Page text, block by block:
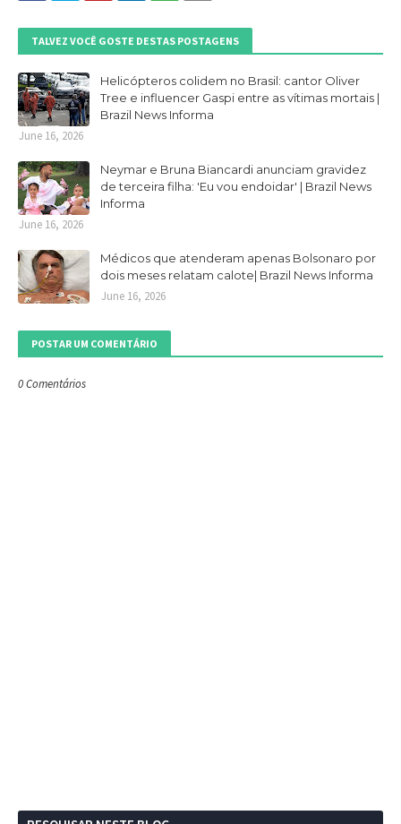
TALVEZ VOCÊ GOSTE DESTAS POSTAGENS
Helicópteros colidem no Brasil: cantor Oliver
Tree e influencer Gaspi entre as vítimas mortais |
Brazil News Informa
June 16, 2026
Neymar e Bruna Biancardi anunciam gravidez
de terceira filha: 'Eu vou endoidar' | Brazil News
Informa
June 16, 2026
Médicos que atenderam apenas Bolsonaro por
dois meses relatam calote| Brazil News Informa
June 16, 2026
POSTAR UM COMENTÁRIO
0 Comentários